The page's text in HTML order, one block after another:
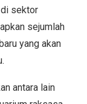
di sektor
sejumlah
yang akan
antara lain